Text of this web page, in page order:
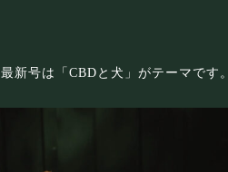
新号は「CBDと犬」がテーマです。